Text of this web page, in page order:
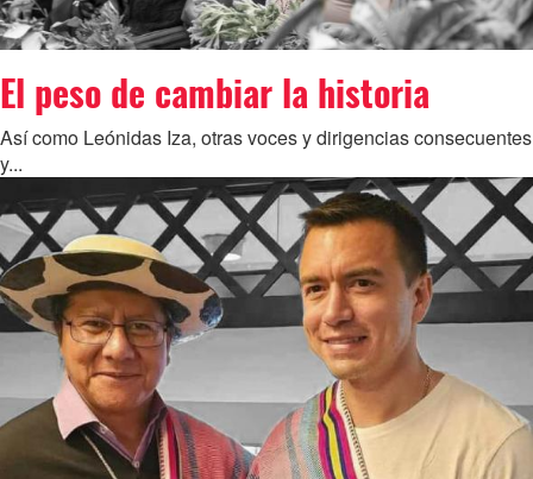
El peso de cambiar la historia
Así como Leónidas Iza, otras voces y dirigencias consecuentes
y...